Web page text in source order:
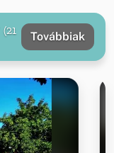
(21
Továbbiak